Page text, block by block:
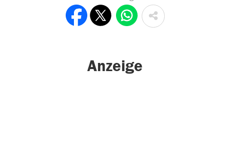
Anzeige